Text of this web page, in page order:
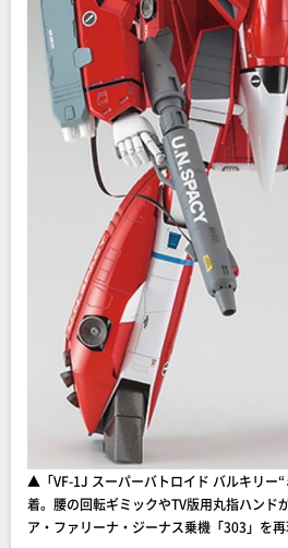
▲「VF-1J スーパーバトロイド バルキリー
着。腰の回転ギミックやTV版用丸指ハンド
ア・ファリーナ・ジーナス乗機「303」を